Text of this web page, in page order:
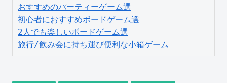
おすすめのパーティーゲーム選
初心者におすすめボードゲーム選
2人でも楽しいボードゲーム選
旅行/飲み会に持ち運び便利な小箱ゲーム